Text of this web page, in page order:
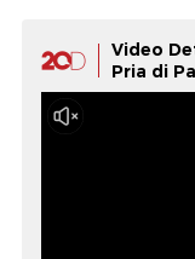
Video
Pria di